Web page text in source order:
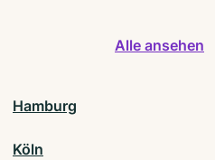
Alle ansehen
Hamburg
Köln